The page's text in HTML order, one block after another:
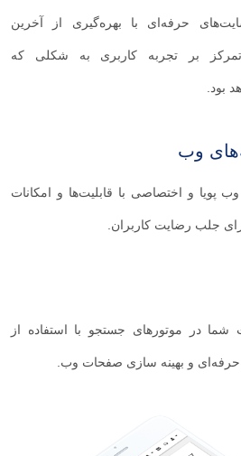
حرفه‌ای با بهره‌گیری از آخرین
تمرکز بر تجربه کاربری به شکلی که
بود.
وب
وب پویا و اختصاصی با قابلیت‌ها و امکانات
جلب رضایت کاربران.
شما در موتورهای جستجو با استفاده از
و بهینه سازی صفحات وب.